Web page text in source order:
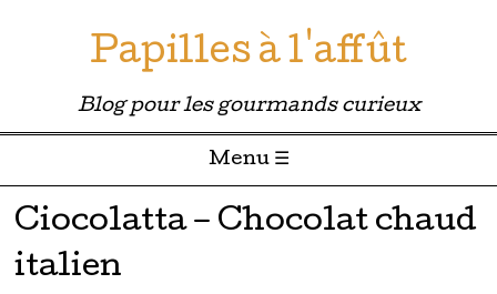
Papilles à l'affût
Blog pour les gourmands curieux
Menu ☰
Passer directement au contenu
Ciocolatta – Chocolat chaud
italien